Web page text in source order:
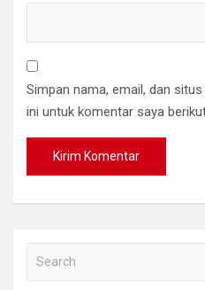
Simpan nama, email, dan
ini untuk komentar saya